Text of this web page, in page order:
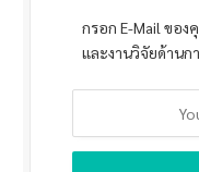
กรอก E-Mail ของ
และงานวิจัยด้านก